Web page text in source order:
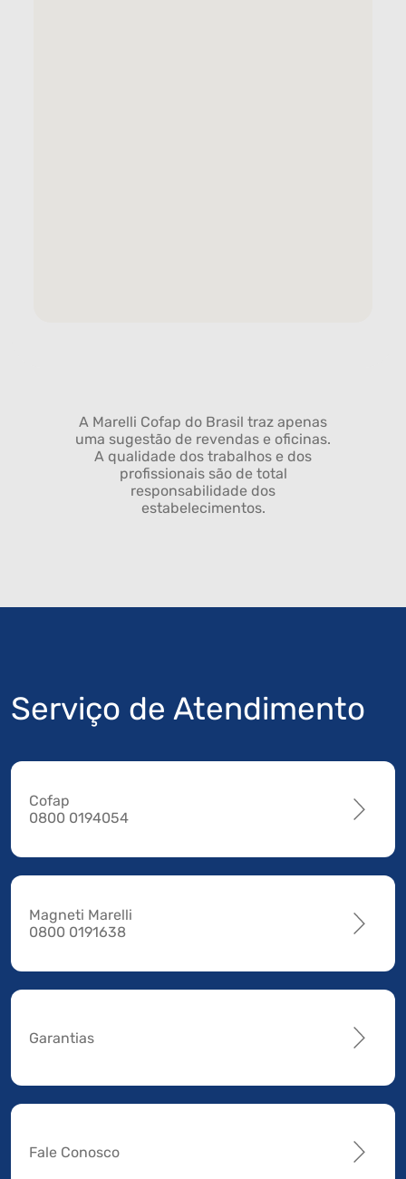
A Marelli Cofap do Brasil traz apenas
uma sugestão de revendas e oficinas.
A qualidade dos trabalhos e dos
profissionais são de total
responsabilidade dos
estabelecimentos.
Serviço de Atendimento
Cofap
0800 0194054
Magneti Marelli
0800 0191638
Garantias
Fale Conosco